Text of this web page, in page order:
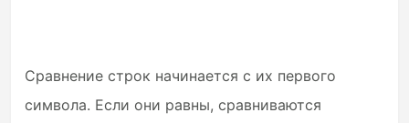
Сравнение строк начинается с их первого
символа. Если они равны, сравниваются